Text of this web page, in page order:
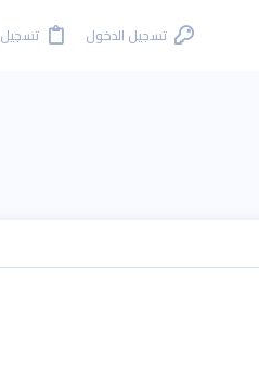
تسجيل الدخول تسجيل